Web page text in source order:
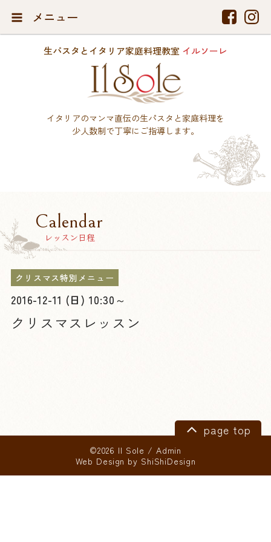
メニュー
生パスタとイタリア家庭料理教室 イルソーレ
イタリアのマンマ直伝の生パスタと家庭料理を
少人数制で丁寧にご指導します。
Calendar
レッスン日程
クリスマス特別メニュー
2016-12-11 (日) 10:30～
クリスマスレッスン
page top
©2026 Il Sole / Admin
Web Design by ShiShiDesign